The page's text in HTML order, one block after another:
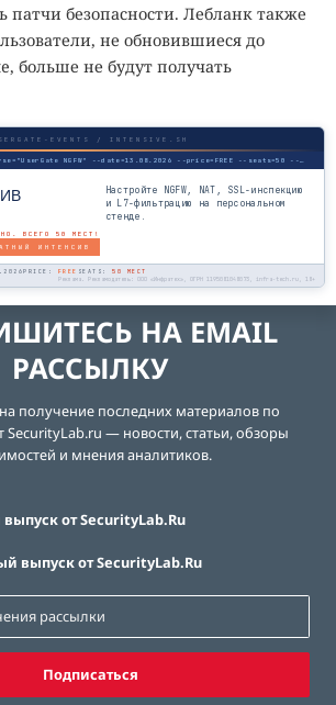
патчи безопасности. Лебланк также
не обновившиеся до
больше не будут получать
EVENTS / INTENSIVE.SH
./register --course="UserGate NGFW" --date=13.08.2026 --price=FREE --seats=50 --mode=online
Настройте NGFW, NAT, SSL-инспекцию
и L7-фильтрацию на персональном
стенде.
ВСЕГО 50 МЕСТ!
ИНТЕНСИВ
PRICE: FREE SEATS: 50 МЕСТ
Реклама. Рекламодатель: ООО «Инфратех», ОГРН 1195081048073, infra-tech.ru, 18+
НА EMAIL
РАССЫЛКУ
получение последних материалов по
SecurityLab.ru — новости, статьи, обзоры
и мнения аналитиков.
от SecurityLab.Ru
выпуск от SecurityLab.Ru
Подписаться